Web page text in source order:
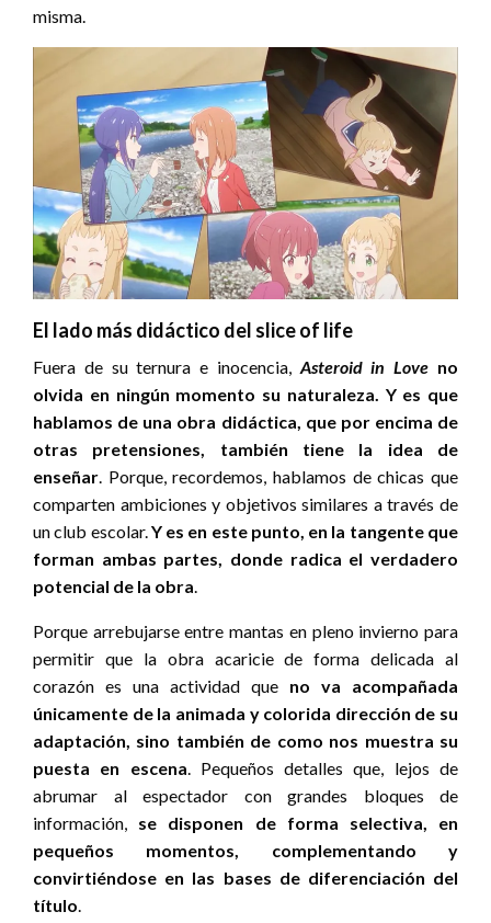
misma.
El lado más didáctico del slice of life
Fuera de su ternura e inocencia, Asteroid in Love no
olvida en ningún momento su naturaleza. Y es que
hablamos de una obra didáctica, que por encima de
otras pretensiones, también tiene la idea de
enseñar . Porque, recordemos, hablamos de chicas que
comparten ambiciones y objetivos similares a través de
un club escolar. Y es en este punto, en la tangente que
forman ambas partes, donde radica el verdadero
potencial de la obra
Porque arrebujarse entre mantas en pleno invierno para
permitir que la obra acaricie de forma delicada al
corazón es una actividad que no va acompañada
únicamente de la animada y colorida dirección de su
adaptación, sino también de como nos muestra su
puesta en escena . Pequeños detalles que, lejos de
abrumar al espectador con grandes bloques de
información, se disponen de forma selectiva, en
pequeños momentos, complementando y
convirtiéndose en las bases de diferenciación del
título